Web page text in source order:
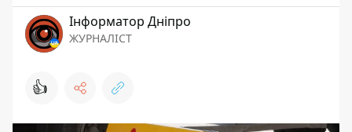
Інформатор Дніпро
ЖУРНАЛІСТ
👍